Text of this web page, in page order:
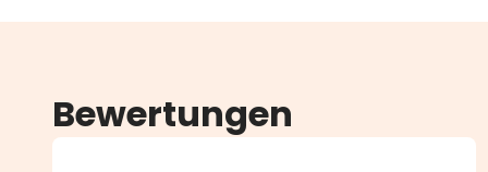
Bewertungen